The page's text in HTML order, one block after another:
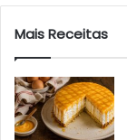
Mais Receitas